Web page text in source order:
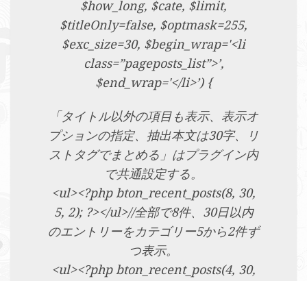
$how_long, $cate, $limit,
$titleOnly=false, $optmask=255,
$exc_size=30, $begin_wrap='<li
class=”pageposts_list”>’,
$end_wrap='</li>’) {
「タイトル以外の項目も表示、表示オ
プションの指定、抽出本文は30字、リ
ストタグでまとめる」はプラグイン内
で共通設定する。
<ul><?php bton_recent_posts(8, 30,
5, 2); ?></ul>//全部で8件、30日以内
のエントリーをカテゴリー5から2件ず
つ表示。
<ul><?php bton_recent_posts(4, 30,